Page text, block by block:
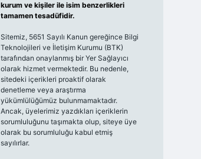
kurum ve kişiler ile isim benzerlikleri
tamamen tesadüfidir.
Sitemiz, 5651 Sayılı Kanun gereğince Bilgi
Teknolojileri ve İletişim Kurumu (BTK)
tarafından onaylanmış bir Yer Sağlayıcı
olarak hizmet vermektedir. Bu nedenle,
sitedeki içerikleri proaktif olarak
denetleme veya araştırma
yükümlülüğümüz bulunmamaktadır.
Ancak, üyelerimiz yazdıkları içeriklerin
sorumluluğunu taşımakta olup, siteye üye
olarak bu sorumluluğu kabul etmiş
sayılırlar.